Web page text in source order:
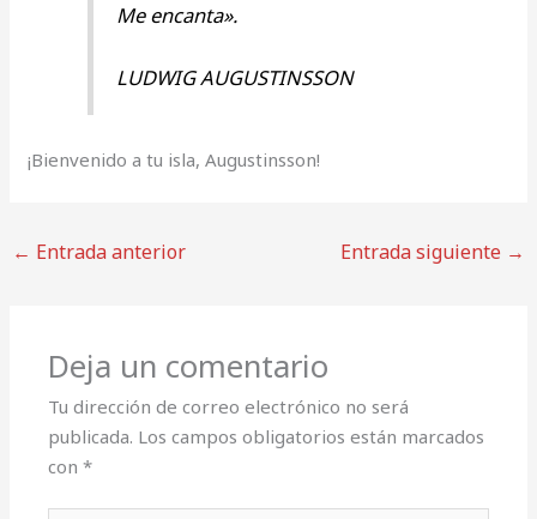
Me encanta».
LUDWIG AUGUSTINSSON
¡Bienvenido a tu isla, Augustinsson!
← Entrada anterior Entrada siguiente →
Deja un comentario
Tu dirección de correo electrónico no será
publicada. Los campos obligatorios están marcados
con*